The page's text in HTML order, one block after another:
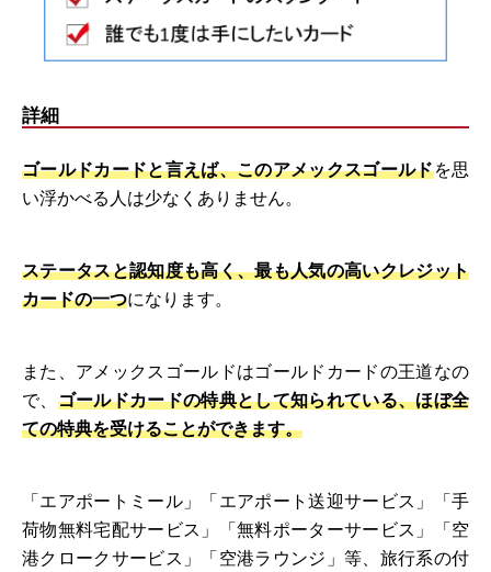
詳細
ゴールドカードと言えば、このアメックスゴールドを思
い浮かべる人は少なくありません。
ステータスと認知度も高く、最も人気の高いクレジット
カードの一つになります。
また、アメックスゴールドはゴールドカードの王道なの
で、 ゴールドカードの特典として知られている、ほぼ全
ての特典を受けることができます。
「エアポートミール」「エアポート送迎サービス」「手
荷物無料宅配サービス」「無料ポーターサービス」「空
港クロークサービス」「空港ラウンジ」等、旅行系の付